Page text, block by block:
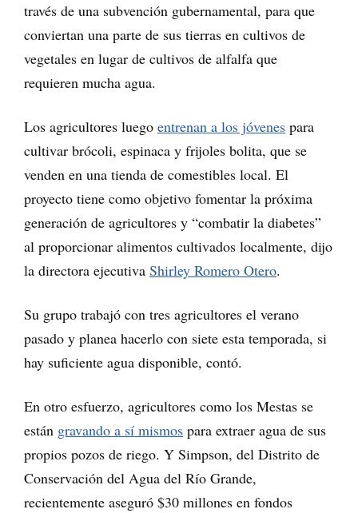
través de una subvención gubernamental, para que
conviertan una parte de sus tierras en cultivos de
vegetales en lugar de cultivos de alfalfa que
requieren mucha agua.
Los agricultores luego entrenan a los jóvenes para
cultivar brócoli, espinaca y frijoles bolita, que se
venden en una tienda de comestibles local. El
proyecto tiene como objetivo fomentar la próxima
generación de agricultores y “combatir la diabetes”
al proporcionar alimentos cultivados localmente, dijo
la directora ejecutiva Shirley Romero Otero.
Su grupo trabajó con tres agricultores el verano
pasado y planea hacerlo con siete esta temporada, si
hay suficiente agua disponible, contó.
En otro esfuerzo, agricultores como los Mestas se
están gravando a sí mismos para extraer agua de sus
propios pozos de riego. Y Simpson, del Distrito de
Conservación del Agua del Río Grande,
recientemente aseguró $30 millones en fondos